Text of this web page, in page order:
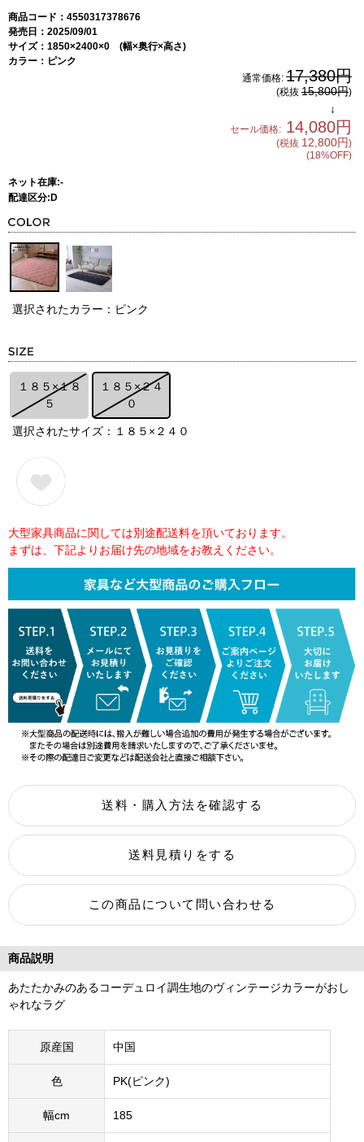
商品コード：4550317378676
発売日：2025/09/01
サイズ：1850×2400×0 (幅×奥行×高さ)
カラー：ピンク
通常価格: 17,380円
(税抜 15,800円)
↓
セール価格: 14,080円
(税抜 12,800円)
(18%OFF)
ネット在庫:-
配達区分:D
選択されたカラー：ピンク
１８５×１８
５
１８５×２４
０
選択されたサイズ：１８５×２４０
大型家具商品に関しては別途配送料を頂いております。
まずは、下記よりお届け先の地域をお教えください。
商品説明
あたたかみのあるコーデュロイ調生地のヴィンテージカラーがおし
ゃれなラグ
原産国 中国
色 PK(ピンク)
幅cm 185